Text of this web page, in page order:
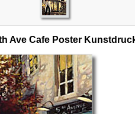
Ave Cafe Poster